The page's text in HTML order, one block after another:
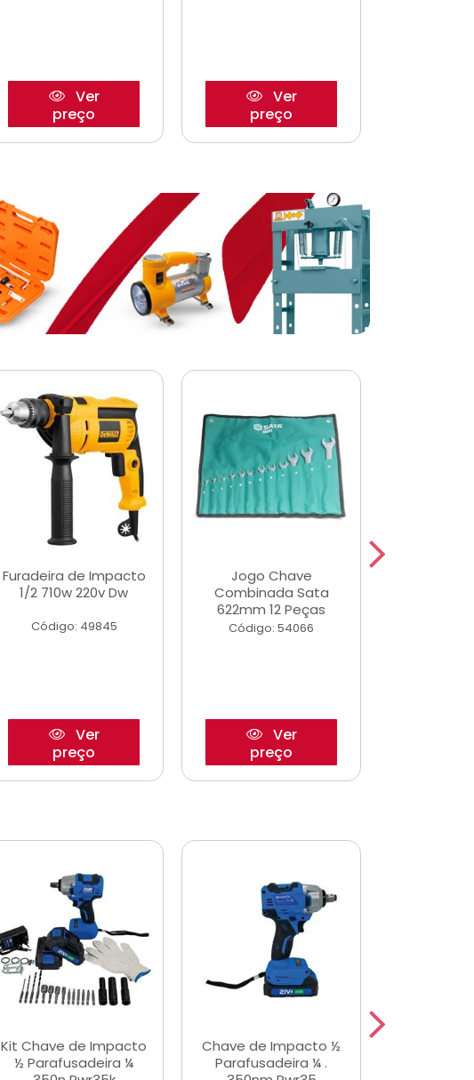
Ver
preço
Ver
preço
Furadeira de Impacto
1/2 710w 220v Dw
Código: 49845
Ver
preço
Jogo Chave
Combinada Sata
622mm 12 Peças
Código: 54066
Ver
preço
Kit Chave de Impacto
½ Parafusadeira ¼
Chave de Impacto ½
Parafusadeira ¼ .